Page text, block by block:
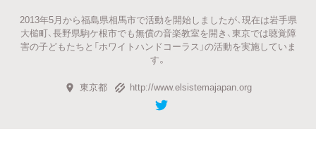
2013年5月から福島県相馬市で活動を開始しましたが、現在は岩手県
大槌町、長野県駒ケ根市でも無償の音楽教室を開き、東京では聴覚障
害の子どもたちと「ホワイトハンドコーラス」の活動を実施していま
す。
東京都 http://www.elsistemajapan.org